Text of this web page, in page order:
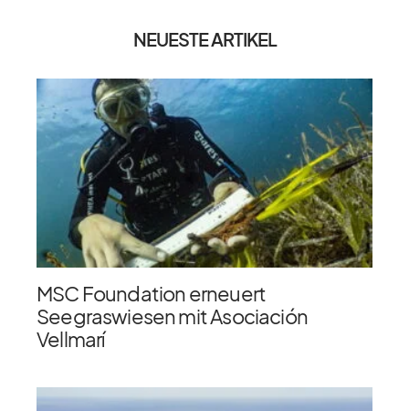
NEUESTE ARTIKEL
MSC Foundation erneuert
Seegraswiesen mit Asociación
Vellmarí